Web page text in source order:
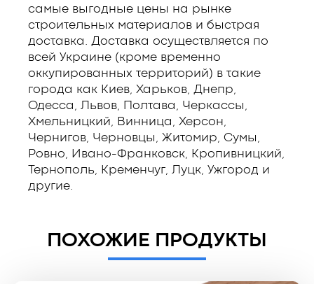
самые выгодные цены на рынке
строительных материалов и быстрая
доставка. Доставка осуществляется по
всей Украине (кроме временно
оккупированных территорий) в такие
города как Киев, Харьков, Днепр,
Одесса, Львов, Полтава, Черкассы,
Хмельницкий, Винница, Херсон,
Чернигов, Черновцы, Житомир, Сумы,
Ровно, Ивано-Франковск, Кропивницкий,
Тернополь, Кременчуг, Луцк, Ужгород и
другие.
ПОХОЖИЕ ПРОДУКТЫ